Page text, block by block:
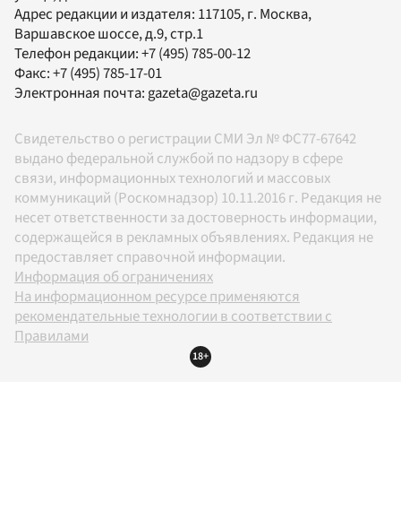
Адрес редакции и издателя: 117105, г. Москва,
Варшавское шоссе, д.9, стр.1
Телефон редакции:+7 (495) 785-00-12
Факс:+7 (495) 785-17-01
Электронная почта: gazeta@gazeta.ru
Свидетельство о регистрации СМИ Эл № ФС77-67642
выдано федеральной службой по надзору в сфере
связи, информационных технологий и массовых
коммуникаций (Роскомнадзор) 10.11.2016 г. Редакция не
несет ответственности за достоверность информации,
содержащейся в рекламных объявлениях. Редакция не
предоставляет справочной информации.
Информация об ограничениях
На информационном ресурсе применяются
рекомендательные технологии в соответствии с
Правилами
18+